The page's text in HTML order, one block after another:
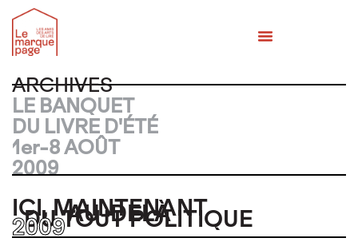
ARCHIVES
LE BANQUET
DU LIVRE D'ÉTÉ
1er-8 AOÛT
2009
ICI, MAINTENANT
AU-DELÀ
DU TOUT POLITIQUE
2009